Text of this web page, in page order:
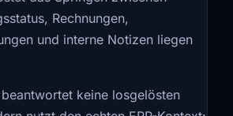
Rechnungen,
und interne Notizen liegen
keine losgelösten